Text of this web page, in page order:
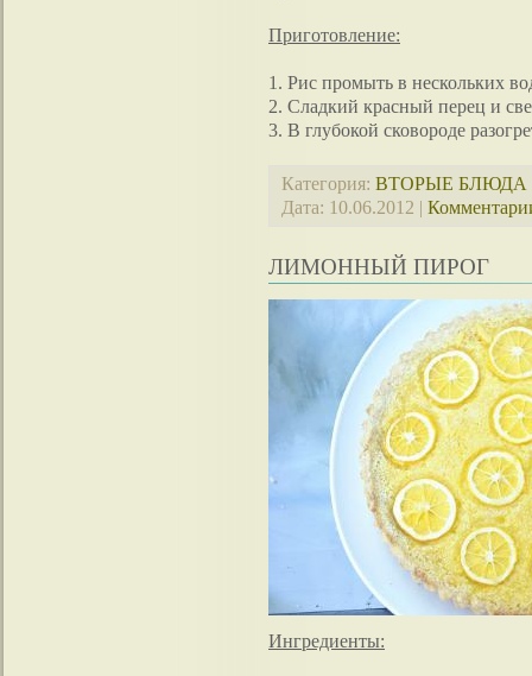
Приготовление:
1. Рис промыть в нескольких
2. Сладкий красный перец и
3. В глубокой сковороде
Категория: ВТОРЫЕ БЛЮДА
Дата: 10.06.2012 |
ЛИМОННЫЙ ПИРОГ
Ингредиенты: